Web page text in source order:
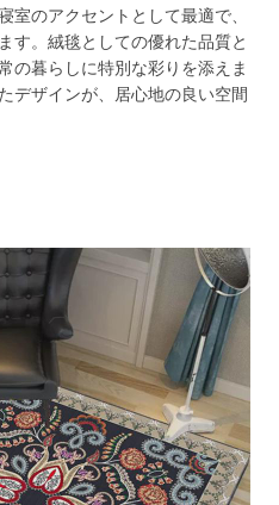
室のアクセントとして最適で、
す。絨毯としての優れた品質と
の暮らしに特別な彩りを添えま
デザインが、居心地の良い空間